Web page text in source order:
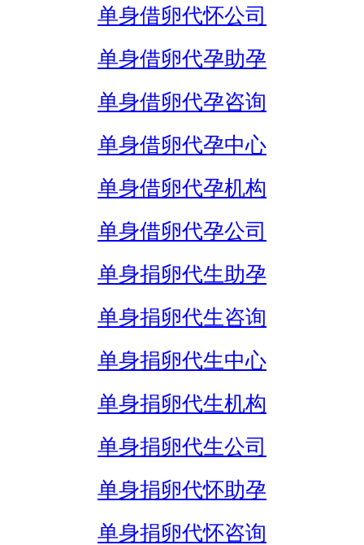
单身借卵代怀公司
单身借卵代孕助孕
单身借卵代孕咨询
单身借卵代孕中心
单身借卵代孕机构
单身借卵代孕公司
单身捐卵代生助孕
单身捐卵代生咨询
单身捐卵代生中心
单身捐卵代生机构
单身捐卵代生公司
单身捐卵代怀助孕
单身捐卵代怀咨询